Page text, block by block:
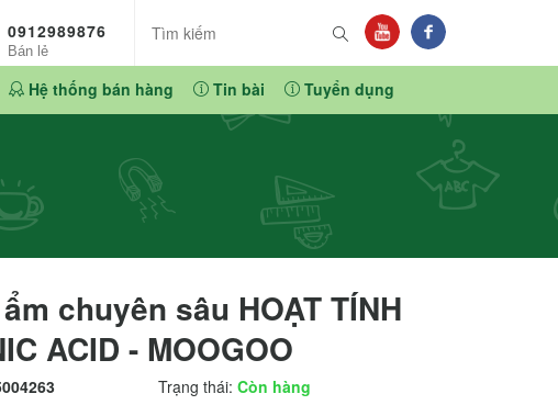
0912989876
Bán lẻ
Hệ thống bán hàng Tin bài Tuyển dụng
chuyên sâu HOẠT TÍNH
ACID - MOOGOO
Trạng thái: Còn hàng